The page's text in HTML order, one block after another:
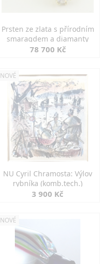
Prsten ze zlata s přírodním
smaragdem a diamanty
78 700 Kč
NOVÉ
NU Cyril Chramosta: Výlov
rybníka (komb.tech.)
3 900 Kč
NOVÉ